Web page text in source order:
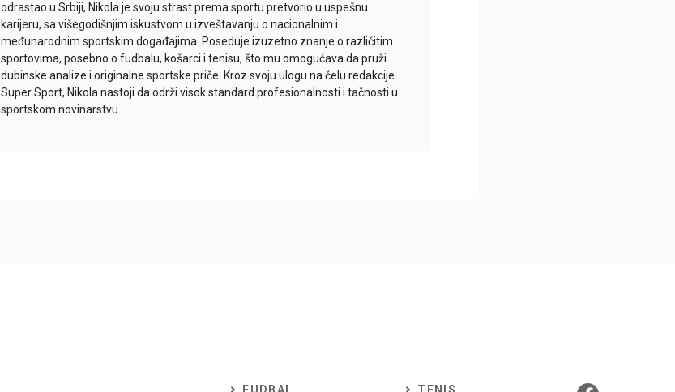
odrastao u Srbiji, Nikola je svoju strast prema sportu pretvorio u uspešnu
karijeru, sa višegodišnjim iskustvom u izveštavanju o nacionalnim i
međunarodnim sportskim događajima. Poseduje izuzetno znanje o različitim
sportovima, posebno o fudbalu, košarci i tenisu, što mu omogućava da pruži
dubinske analize i originalne sportske priče. Kroz svoju ulogu na čelu redakcije
Super Sport, Nikola nastoji da održi visok standard profesionalnosti i tačnosti u
sportskom novinarstvu.